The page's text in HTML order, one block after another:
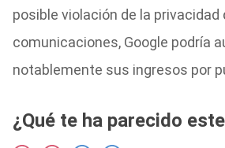
posible violación de la privacidad
comunicaciones, Google podría
notablemente sus ingresos por
¿Qué te ha parecido